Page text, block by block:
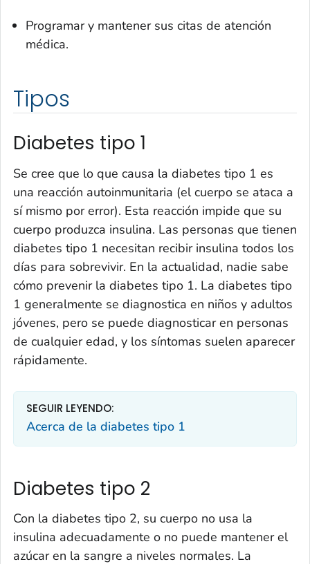
Programar y mantener sus citas de atención
médica.
Tipos
Diabetes tipo 1
Se cree que lo que causa la diabetes tipo 1 es
una reacción autoinmunitaria (el cuerpo se ataca a
sí mismo por error). Esta reacción impide que su
cuerpo produzca insulina. Las personas que tienen
diabetes tipo 1 necesitan recibir insulina todos los
días para sobrevivir. En la actualidad, nadie sabe
cómo prevenir la diabetes tipo 1. La diabetes tipo
1 generalmente se diagnostica en niños y adultos
jóvenes, pero se puede diagnosticar en personas
de cualquier edad, y los síntomas suelen aparecer
rápidamente.
SEGUIR LEYENDO:
Acerca de la diabetes tipo 1
Diabetes tipo 2
Con la diabetes tipo 2, su cuerpo no usa la
insulina adecuadamente o no puede mantener el
azúcar en la sangre a niveles normales. La